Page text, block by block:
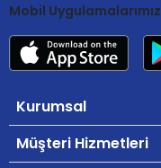
Mobil Uygulamalarımız
Kurumsal
Müşteri Hizmetleri